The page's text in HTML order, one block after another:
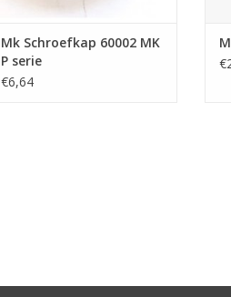
Mk Schroefkap 60002 MK
P serie
€6,64